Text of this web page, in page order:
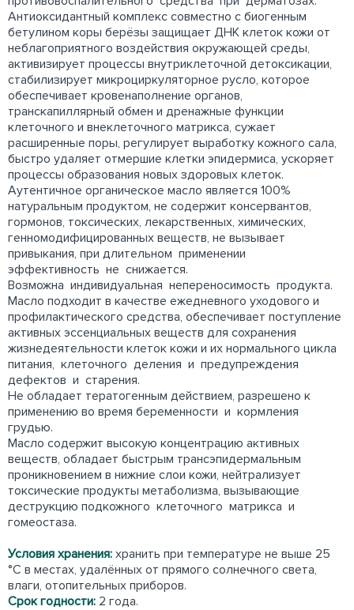
Антиоксидантный комплекс совместно с биогенным
бетулином коры берёзы защищает ДНК клеток кожи от
неблагоприятного воздействия окружающей среды,
активизирует процессы внутриклеточной детоксикации,
стабилизирует микроциркуляторное русло, которое
обеспечивает кровенаполнение органов,
транскапиллярный обмен и дренажные функции
клеточного и внеклеточного матрикса, сужает
расширенные поры, регулирует выработку кожного сала,
быстро удаляет отмершие клетки эпидермиса, ускоряет
процессы образования новых здоровых клеток.
Аутентичное органическое масло является 100%
натуральным продуктом, не содержит консервантов,
гормонов, токсических, лекарственных, химических,
генномодифицированных веществ, не вызывает
привыкания, при длительном применении
эффективность не снижается.
Возможна индивидуальная непереносимость продукта.
Масло подходит в качестве ежедневного уходового и
профилактического средства, обеспечивает поступление
активных эссенциальных веществ для сохранения
жизнедеятельности клеток кожи и их нормального цикла
питания, клеточного деления и предупреждения
дефектов и старения.
Не обладает тератогенным действием, разрешено к
применению во время беременности и кормления
грудью.
Масло содержит высокую концентрацию активных
веществ, обладает быстрым трансэпидермальным
проникновением в нижние слои кожи, нейтрализует
токсические продукты метаболизма, вызывающие
деструкцию подкожного клеточного матрикса и
гомеостаза.
Условия хранения: хранить при температуре не выше 25
°С в местах, удалённых от прямого солнечного света,
влаги, отопительных приборов.
Срок годности: 2 года.